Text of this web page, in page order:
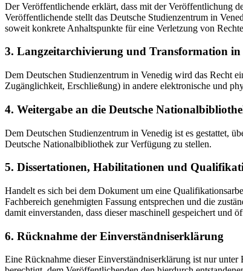
Der Veröffentlichende erklärt, dass mit der Veröffentlichung
Veröffentlichende stellt das Deutsche Studienzentrum in
soweit konkrete Anhaltspunkte für eine Verletzung von
3. Langzeitarchivierung und Transformation in
Dem Deutschen Studienzentrum in Venedig wird das Recht
Zugänglichkeit, Erschließung) in andere elektronische und
4. Weitergabe an die Deutsche
Dem Deutschen Studienzentrum in Venedig ist es gestattet,
Deutsche Nationalbibliothek zur Verfügung zu stellen.
5. Dissertationen, Habilitationen und
Handelt es sich bei dem Dokument um eine
Fachbereich genehmigten Fassung entsprechen und die
damit einverstanden, dass dieser maschinell gespeichert und
6. Rücknahme der Einverständniserklärung
Eine Rücknahme dieser Einverständniserklärung ist nur